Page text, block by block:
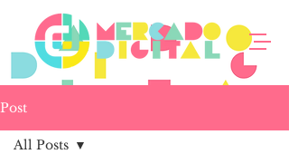
Post
All Posts